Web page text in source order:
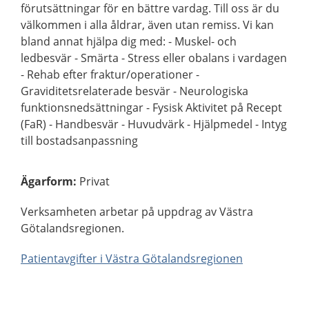
förutsättningar för en bättre vardag. Till oss är du
välkommen i alla åldrar, även utan remiss. Vi kan
bland annat hjälpa dig med: - Muskel- och
ledbesvär - Smärta - Stress eller obalans i vardagen
- Rehab efter fraktur/operationer -
Graviditetsrelaterade besvär - Neurologiska
funktionsnedsättningar - Fysisk Aktivitet på Recept
(FaR) - Handbesvär - Huvudvärk - Hjälpmedel - Intyg
till bostadsanpassning
Ägarform: Privat
Verksamheten arbetar på uppdrag av Västra
Götalandsregionen.
Patientavgifter i Västra Götalandsregionen